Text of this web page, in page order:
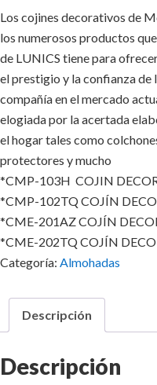
Los cojines decorativos de
los numerosos productos
de LUNICS tiene para
el prestigio y la confianza de
compañía en el mercado
elogiada por la acertada
el hogar tales como
protectores y mucho
*CMP-103H COJIN
*CMP-102TQ COJÍN
*CME-201AZ COJÍN
*CME-202TQ COJÍN
Categoría: Almohadas
Descripción
Descripción